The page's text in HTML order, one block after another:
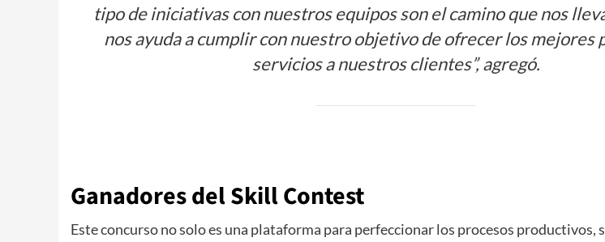
tipo de iniciativas con nuestros equipos son el camino que nos
nos ayuda a cumplir con nuestro objetivo de ofrecer los mejores
servicios a nuestros clientes”, agregó.
Ganadores del Skill Contest
Este concurso no solo es una plataforma para perfeccionar los procesos productivos,